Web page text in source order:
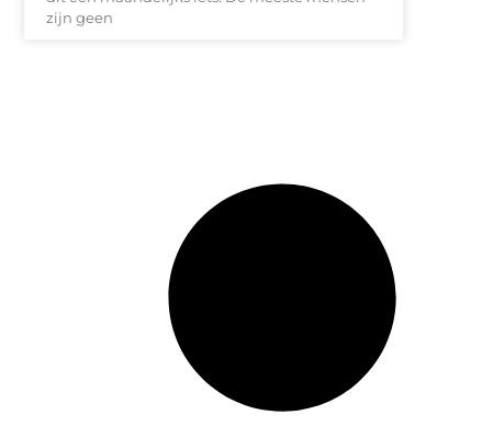
zijn geen